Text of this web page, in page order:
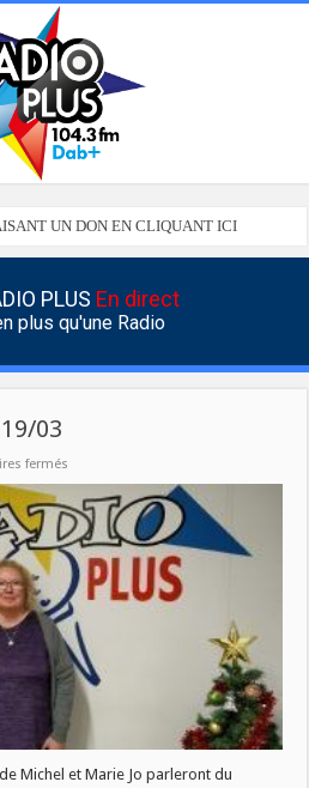
UN DON EN CLIQUANT ICI
PLUS En direct
plus qu'une Radio
03
fermés
Flamande
19/03
Michel et Marie Jo parleront du